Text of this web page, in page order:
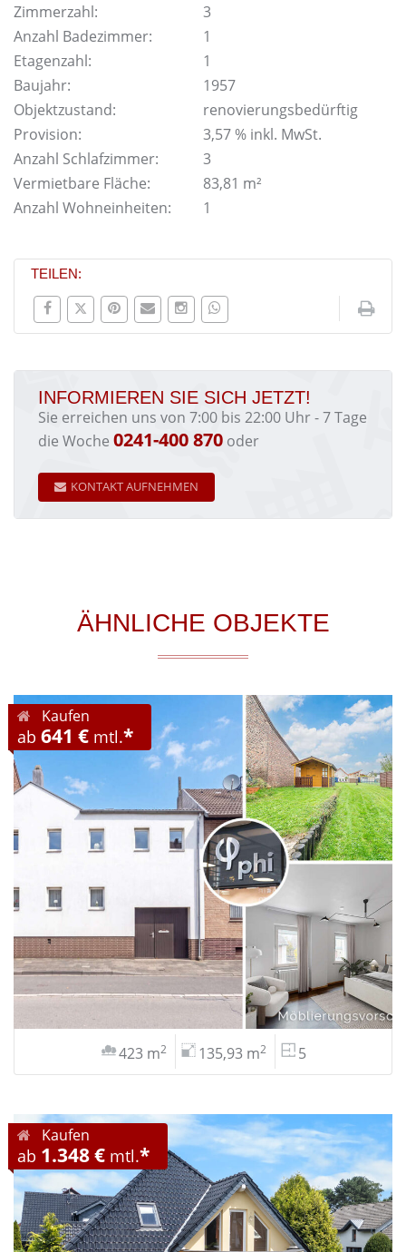
Zimmerzahl:
3
Anzahl Badezimmer:
1
Etagenzahl:
1
Baujahr:
1957
Objektzustand:
renovierungsbedürftig
Provision:
3,57 % inkl. MwSt.
Anzahl Schlafzimmer:
3
Vermietbare Fläche:
83,81 m²
Anzahl Wohneinheiten:
1
TEILEN:
INFORMIEREN SIE SICH JETZT!
Sie erreichen uns von 7:00 bis 22:00 Uhr - 7 Tage
die Woche 0241-400 870 oder
KONTAKT AUFNEHMEN
ÄHNLICHE OBJEKTE
Kaufen
ab 641 € mtl.*
423 m2 135,93 m2 5
Kaufen
ab 1.348 € mtl.*